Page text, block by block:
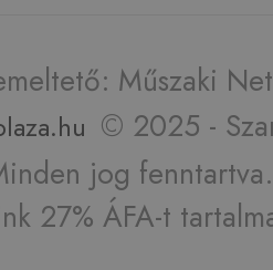
Műszaki
© 2025 -
jog fenntartva.
27% ÁFA-t